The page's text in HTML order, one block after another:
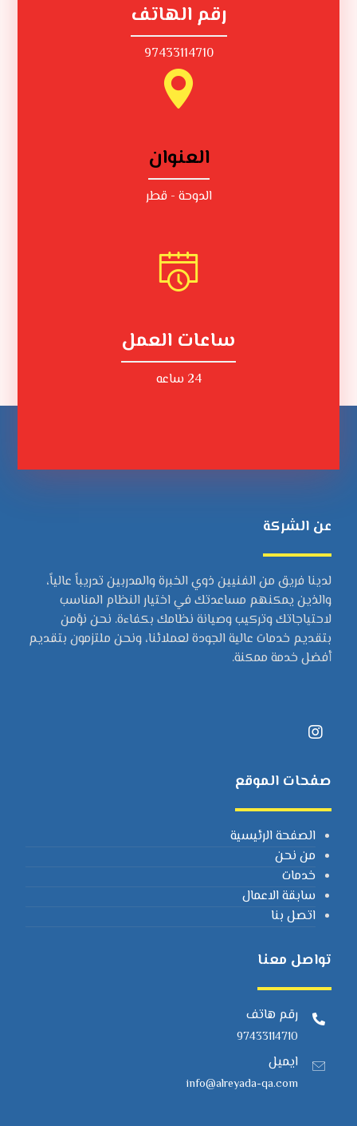
رقم الهاتف
97433114710
العنوان
الدوحة - قطر
ساعات العمل
24 ساعه
عن الشركة
لدينا فريق من الفنيين ذوي الخبرة والمدربين تدريباً عالياً،
والذين يمكنهم مساعدتك في اختيار النظام المناسب
لاحتياجاتك وتركيب وصيانة نظامك بكفاءة. نحن نؤمن
بتقديم خدمات عالية الجودة لعملائنا، ونحن ملتزمون بتقديم
أفضل خدمة ممكنة.
صفحات الموقع
الصفحة الرئيسية
من نحن
خدمات
سابقة الاعمال
اتصل بنا
تواصل معنا
رقم هاتف
97433114710
ايميل
info@alreyada-qa.com